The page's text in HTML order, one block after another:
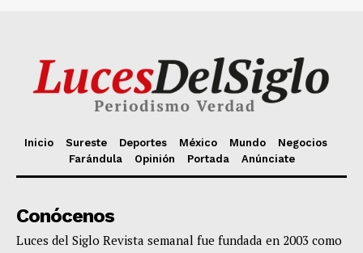
Inicio Sureste Deportes México Mundo
Negocios
Farándula
Opinión Portada Anúnciate
Conócenos
Luces del Siglo Revista semanal fue fundada en 2003 como